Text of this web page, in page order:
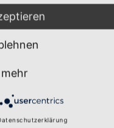
mehr